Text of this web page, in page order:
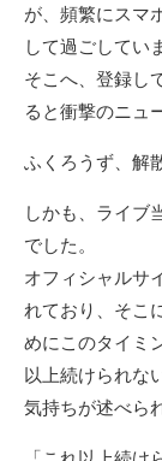
が、頻繁にスマ
して過ごしてい
そこへ、登録し
ると衝撃のニュ
ふくろうず、解
しかも、ライブ
でした。
オフィシャルサ
れており、そこ
めにこのタイミ
以上続けられな
気持ちが述べら